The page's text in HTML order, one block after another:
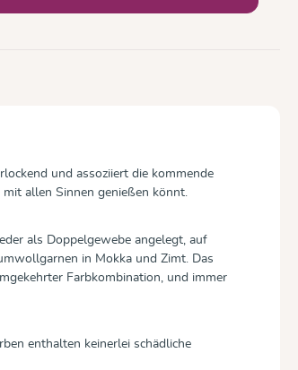
und assoziiert die kommende
allen Sinnen genießen könnt.
als Doppelgewebe angelegt, auf
in Mokka und Zimt. Das
Farbkombination, und immer
enthalten keinerlei schädliche